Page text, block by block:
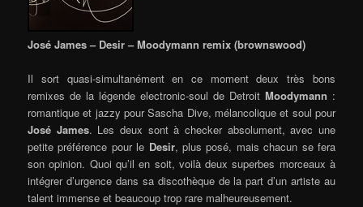
José James – Desir – Moodymann remix (brownswood)
Il sort quasi-simultanément en ce moment deux très bons
remixes de la légende electronic-soul de Detroit Moodymann :
romantique et jazzy pour Sascha Dive, mélancolique et soul pour
José James. Les deux sont à checker absolument, avec une
petite préférence pour le Desir, plus posé, mais chacun se fera
son opinion. Quoi qu’il en soit, voilà deux superbes morceaux à
intégrer d’urgence dans sa discothèque de la part d’un artiste au
talent immense et beaucoup trop rare malheureusement.